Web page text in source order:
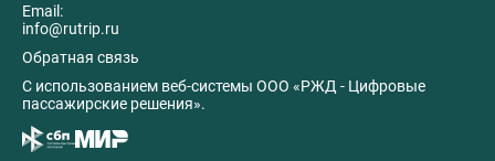
Email:
info@rutrip.ru
Обратная связь
C использованием веб-системы ООО «РЖД - Цифровые
пассажирские решения».